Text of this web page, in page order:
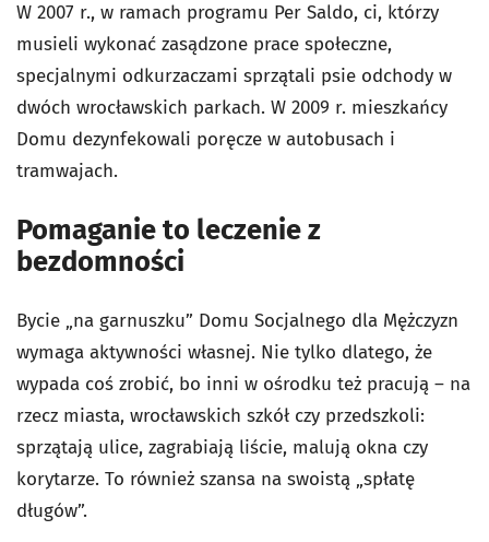
W 2007 r., w ramach programu Per Saldo, ci, którzy
musieli wykonać zasądzone prace społeczne,
specjalnymi odkurzaczami sprzątali psie odchody w
dwóch wrocławskich parkach. W 2009 r. mieszkańcy
Domu dezynfekowali poręcze w autobusach i
tramwajach.
Pomaganie to leczenie z
bezdomności
Bycie „na garnuszku” Domu Socjalnego dla Mężczyzn
wymaga aktywności własnej. Nie tylko dlatego, że
wypada coś zrobić, bo inni w ośrodku też pracują – na
rzecz miasta, wrocławskich szkół czy przedszkoli:
sprzątają ulice, zagrabiają liście, malują okna czy
korytarze. To również szansa na swoistą „spłatę
długów”.